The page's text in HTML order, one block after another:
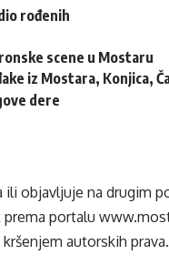
rođenih
scene u Mostaru
iz Mostara, Konjica,
dere
objavljuje na drugim
portalu
autorskih prava.